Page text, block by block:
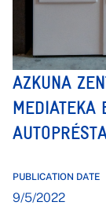
AZKUNA
MEDIATEKA
PUBLICATION DATE
9/5/2022